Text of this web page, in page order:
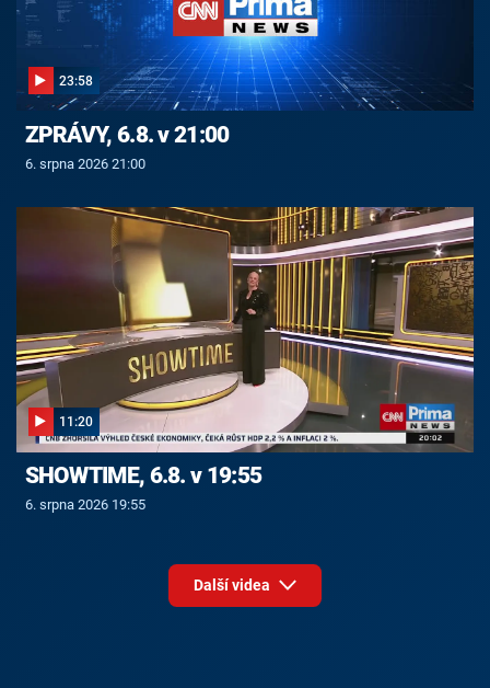
23:58
ZPRÁVY, 6.8. v 21:00
6. srpna 2026 21:00
11:20
SHOWTIME, 6.8. v 19:55
6. srpna 2026 19:55
Další videa